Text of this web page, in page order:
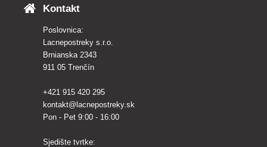
Kontakt
Poslovnica:
Lacnepostreky s.r.o.
Brnianska 2343
911 05 Trenčín
+421 915 420 295
kontakt@lacnepostreky.sk
Pon - Pet 9:00 - 16:00
Sjedište tvrtke: